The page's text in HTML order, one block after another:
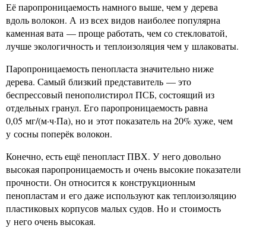
Её паропроницаемость намного выше, чем у дерева
вдоль волокон. А из всех видов наиболее популярна
каменная вата — проще работать, чем со стекловатой,
лучше экологичность и теплоизоляция чем у шлаковаты.
Паропроницаемость пенопласта значительно ниже
дерева. Самый близкий представитель — это
беспрессовый пенополистирол ПСБ, состоящий из
отдельных гранул. Его паропроницаемость равна
0,05 мг/(м·ч·Па), но и этот показатель на 20% хуже, чем
у сосны поперёк волокон.
Конечно, есть ещё пенопласт ПВХ. У него довольно
высокая паропроницаемость и очень высокие показатели
прочности. Он относится к конструкционным
пенопластам и его даже используют как теплоизоляцию
пластиковых корпусов малых судов. Но и стоимость
у него очень высокая.